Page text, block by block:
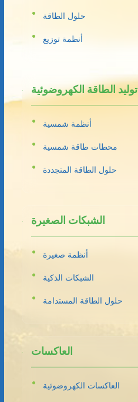
حلول الطاقة
أنظمة توزيع
توليد الطاقة الكهروضوئية
أنظمة شمسية
محطات طاقة شمسية
حلول الطاقة المتجددة
الشبكات الصغيرة
أنظمة صغيرة
الشبكات الذكية
حلول الطاقة المستدامة
العاكسات
العاكسات الكهروضوئية